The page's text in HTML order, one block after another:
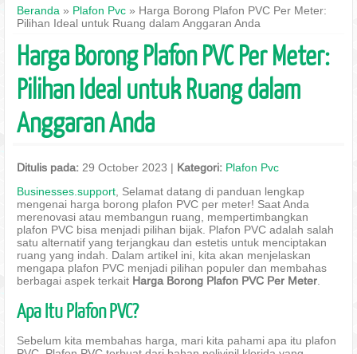
Beranda » Plafon Pvc » Harga Borong Plafon PVC Per Meter:
Pilihan Ideal untuk Ruang dalam Anggaran Anda
Harga Borong Plafon PVC Per Meter:
Pilihan Ideal untuk Ruang dalam
Anggaran Anda
Ditulis pada: 29 October 2023 | Kategori: Plafon Pvc
Businesses.support , Selamat datang di panduan lengkap
mengenai harga borong plafon PVC per meter! Saat Anda
merenovasi atau membangun ruang, mempertimbangkan
plafon PVC bisa menjadi pilihan bijak. Plafon PVC adalah salah
satu alternatif yang terjangkau dan estetis untuk menciptakan
ruang yang indah. Dalam artikel ini, kita akan menjelaskan
mengapa plafon PVC menjadi pilihan populer dan membahas
berbagai aspek terkait Harga Borong Plafon PVC Per Meter
Apa Itu Plafon PVC?
Sebelum kita membahas harga, mari kita pahami apa itu plafon